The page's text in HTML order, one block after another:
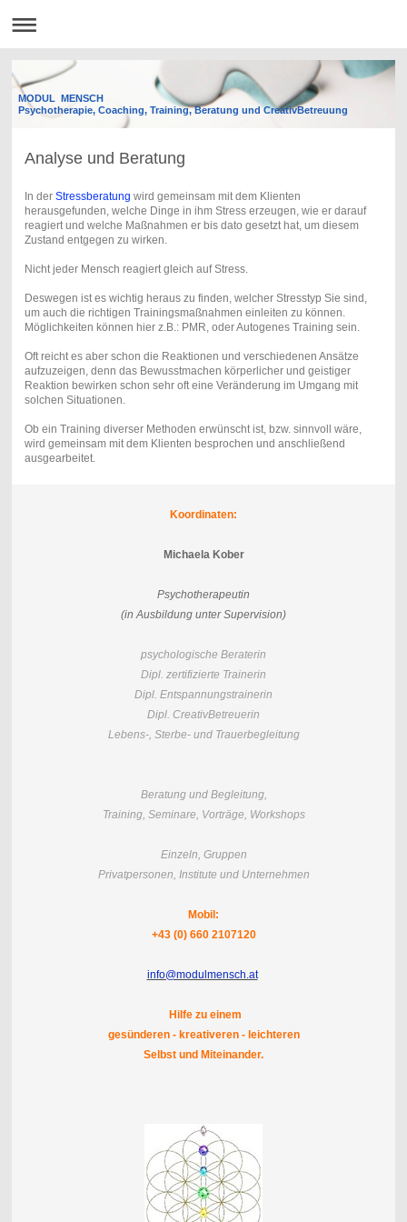
MODUL MENSCH
Psychotherapie, Coaching, Training, Beratung und CreativBetreuung
Analyse und Beratung
In der Stressberatung wird gemeinsam mit dem Klienten
herausgefunden, welche Dinge in ihm Stress erzeugen, wie er darauf
reagiert und welche Maßnahmen er bis dato gesetzt hat, um diesem
Zustand entgegen zu wirken.
Nicht jeder Mensch reagiert gleich auf Stress.
Deswegen ist es wichtig heraus zu finden, welcher Stresstyp Sie sind,
um auch die richtigen Trainingsmaßnahmen einleiten zu können.
Möglichkeiten können hier z.B.: PMR, oder Autogenes Training sein.
Oft reicht es aber schon die Reaktionen und verschiedenen Ansätze
aufzuzeigen, denn das Bewusstmachen körperlicher und geistiger
Reaktion bewirken schon sehr oft eine Veränderung im Umgang mit
solchen Situationen.
Ob ein Training diverser Methoden erwünscht ist, bzw. sinnvoll wäre,
wird gemeinsam mit dem Klienten besprochen und anschließend
ausgearbeitet.
Koordinaten:
Michaela Kober
Psychotherapeutin
(in Ausbildung unter Supervision)
psychologische Beraterin
Dipl. zertifizierte Trainerin
Dipl. Entspannungstrainerin
Dipl. CreativBetreuerin
Lebens-, Sterbe- und Trauerbegleitung
Beratung und Begleitung,
Training, Seminare, Vorträge, Workshops
Einzeln, Gruppen
Privatpersonen, Institute und Unternehmen
Mobil:
+43 (0) 660 2107120
info@modulmensch.at
Hilfe zu einem
gesünderen - kreativeren - leichteren
Selbst und Miteinander.